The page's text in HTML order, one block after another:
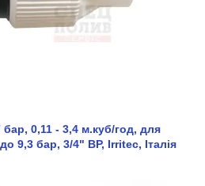
бар, 0,11 - 3,4 м.куб/год, для
9,3 бар, 3/4" ВР, Irritec, Італія